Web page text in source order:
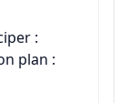
:
plan :